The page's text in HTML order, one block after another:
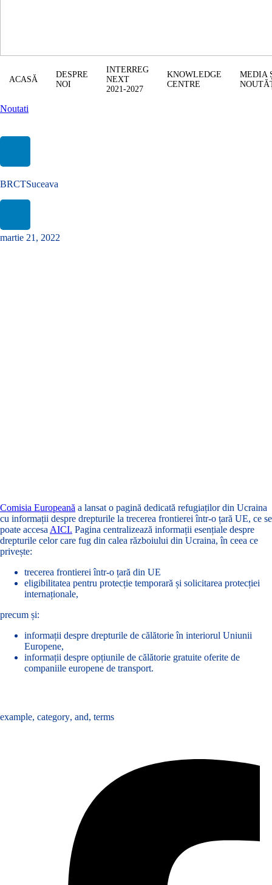
ACASĂ
DESPRE
NOI
INTERREG
NEXT
2021-2027
KNOWLEDGE
CENTRE
MEDIA
Noutati
BRCTSuceava
martie 21, 2022
Comisia Europeană a lansat o pagină dedicată refugiaților din Ucraina
cu informații despre drepturile la trecerea frontierei într-o țară UE, ce se
poate accesa AICI. Pagina centralizează informații esențiale despre
drepturile celor care fug din calea războiului din Ucraina, în ceea ce
privește:
trecerea frontierei într-o țară din UE
eligibilitatea pentru protecție temporară și solicitarea protecției
internaționale,
precum și:
informații despre drepturile de călătorie în interiorul Uniunii
Europene,
informații despre opțiunile de călătorie gratuite oferite de
companiile europene de transport.
example, category, and, terms